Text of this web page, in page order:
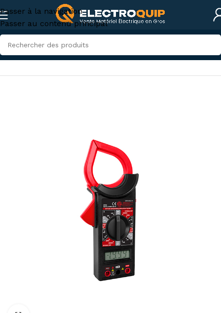
Passer à la navigation
Passer au contenu principal
Accueil/Instruments de mesures et tests